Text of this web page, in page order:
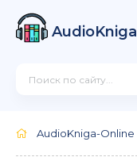
AudioKniga
AudioKniga-Online